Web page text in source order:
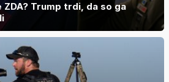
Trump trdi, da so ga